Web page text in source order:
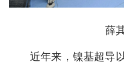
薛
近年来，镍基超导